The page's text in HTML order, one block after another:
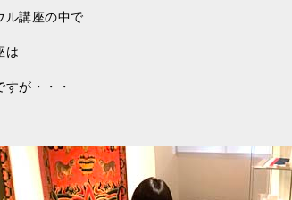
ル講座の中で
は
すが・・・